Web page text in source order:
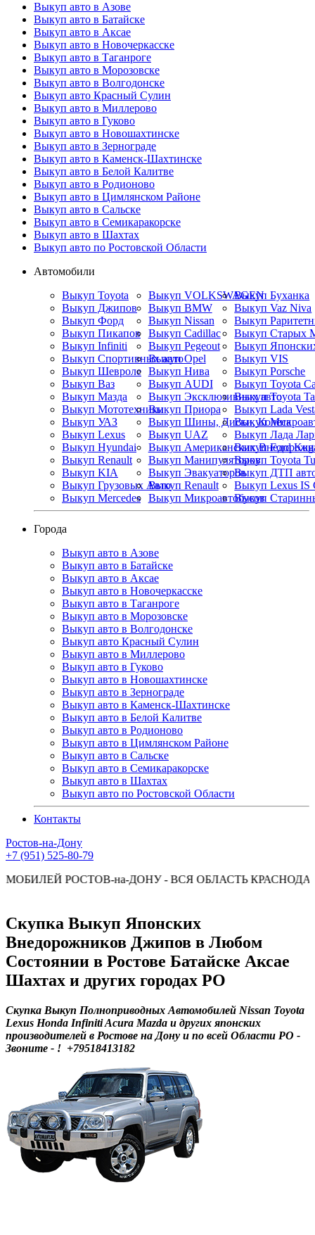
Выкуп авто в Азове
Выкуп авто в Батайске
Выкуп авто в Аксае
Выкуп авто в Новочеркасске
Выкуп авто в Таганроге
Выкуп авто в Морозовске
Выкуп авто в Волгодонске
Выкуп авто Красный Сулин
Выкуп авто в Миллерово
Выкуп авто в Гуково
Выкуп авто в Новошахтинске
Выкуп авто в Зернограде
Выкуп авто в Каменск-Шахтинске
Выкуп авто в Белой Калитве
Выкуп авто в Родионово
Выкуп авто в Цимлянском Районе
Выкуп авто в Сальске
Выкуп авто в Семикаракорске
Выкуп авто в Шахтах
Выкуп авто по Ростовской Области
Автомобили
Выкуп Toyota
Выкуп Джипов
Выкуп Форд
Выкуп Пикапов
Выкуп Infiniti
Выкуп Спортивных авто
Выкуп Шевроле
Выкуп Ваз
Выкуп Мазда
Выкуп Мототехники
Выкуп УАЗ
Выкуп Lexus
Выкуп Hyundai
Выкуп Renault
Выкуп KIA
Выкуп Грузовых Авто
Выкуп Mercedes
Выкуп VOLKSWAGEN
Выкуп BMW
Выкуп Nissan
Выкуп Cadillac
Выкуп Pegeout
Выкуп Opel
Выкуп Нива
Выкуп AUDI
Выкуп Эксклюзивных авто
Выкуп Приора
Выкуп Шины, Диски, Колеса
Выкуп UAZ
Выкуп Американских
Выкуп Манипуляторов
Выкуп Эвакуаторов
Выкуп Renault
Выкуп Микроавтобусов
Выкуп Буханка
Выкуп Vaz Niva
Выкуп Старых
Выкуп
Выкуп VIS
Выкуп Porsche
Выкуп Toyota
Выкуп Toyota
Выкуп Lada
Выкуп
Выкуп Лада
Выкуп Ford
Выкуп Toyota
Выкуп ДТП
Выкуп Lexus IS
Выкуп
Города
Выкуп авто в Азове
Выкуп авто в Батайске
Выкуп авто в Аксае
Выкуп авто в Новочеркасске
Выкуп авто в Таганроге
Выкуп авто в Морозовске
Выкуп авто в Волгодонске
Выкуп авто Красный Сулин
Выкуп авто в Миллерово
Выкуп авто в Гуково
Выкуп авто в Новошахтинске
Выкуп авто в Зернограде
Выкуп авто в Каменск-Шахтинске
Выкуп авто в Белой Калитве
Выкуп авто в Родионово
Выкуп авто в Цимлянском Районе
Выкуп авто в Сальске
Выкуп авто в Семикаракорске
Выкуп авто в Шахтах
Выкуп авто по Ростовской Области
Контакты
Ростов-на-Дону
+7 (951) 525-80-79
на-ДОНУ - ВСЯ ОБЛАСТЬ КРАСНОДАР -
Скупка Выкуп Японских
Внедорожников Джипов в Любом
Состоянии в Ростове Батайске Аксае
Шахтах и других городах РО
Скупка Выкуп Полноприводных Автомобилей Nissan Toyota
Lexus Honda Infiniti Acura Mazda и других японских
производителей в Ростове на Дону и по всей Области РО -
Звоните - ! +79518413182